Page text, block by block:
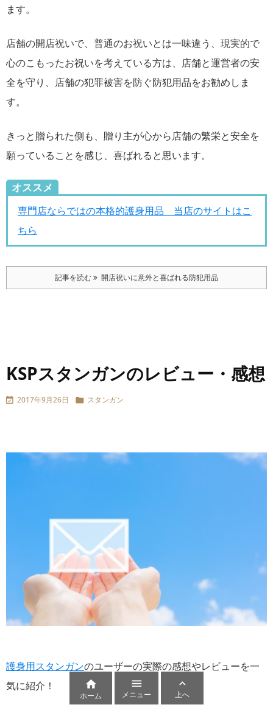
ます。
店舗の開店祝いで、普通のお祝いとは一味違う、現実的で
心のこもったお祝いを考えている方は、店舗と運営者の安
全を守り、店舗の犯罪被害を防ぐ防犯用品をお勧めしま
す。
きっと贈られた側も、贈り主が心から店舗の繁栄と安全を
願っていることを感じ、喜ばれると思います。
オススメ
専門店ならではの本格的護身用品 当店のサイトはこ
ちら
記事を読む 開店祝いに意外と喜ばれる防犯用品
KSPスタンガンのレビュー・感想
 2017年9月26日  スタンガン
護身用スタンガンのユーザーの実際の感想やレビューを一
気に紹介！

ホーム

メニュー

上へ